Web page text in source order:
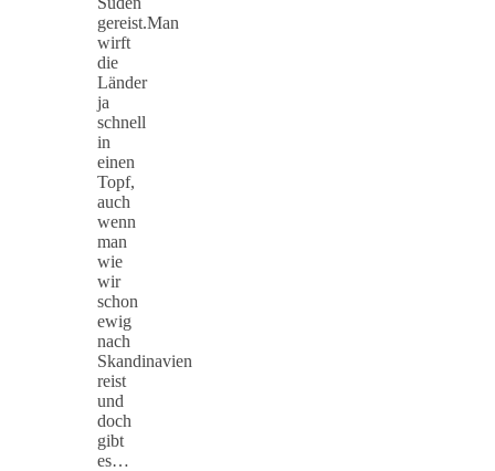
gereist.Man
wirft
die
Länder
ja
schnell
in
einen
Topf,
auch
wenn
man
wie
wir
schon
ewig
nach
Skandinavien
reist
und
doch
gibt
es…